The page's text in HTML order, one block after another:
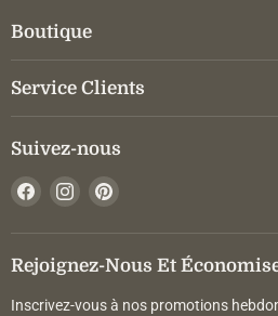
Boutique
Service Clients
Suivez-nous
Trouvez-
sur
Facebook
Trouvez-
sur
Instagram
sur
Pinterest
Rejoignez-Nous Et
Inscrivez-vous à nos promotions